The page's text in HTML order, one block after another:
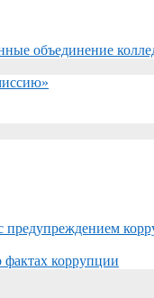
объединение
фактах коррупции